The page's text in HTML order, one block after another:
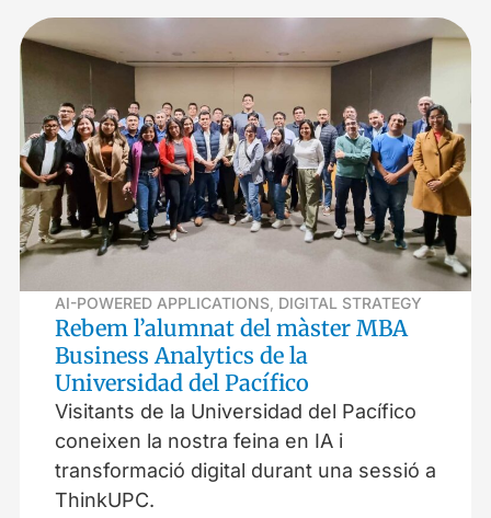
AI-POWERED APPLICATIONS DIGITAL STRATEGY
Rebem l’alumnat del màster MBA
Business Analytics de la
Universidad del Pacífico
Visitants de la Universidad del Pacífico
coneixen la nostra feina en IA i
transformació digital durant una sessió a
ThinkUPC.